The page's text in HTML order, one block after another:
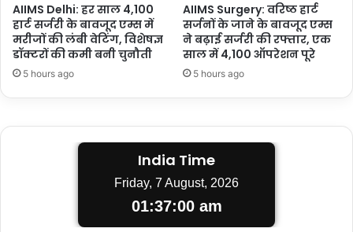
AIIMS Delhi: हर साल 4,100
हार्ट सर्जरी के बावजूद एम्स में
मरीजों की लंबी वेटिंग, विशेषज्ञ
डॉक्टरों की कमी बनी चुनौती
5 hours ago
AIIMS Surgery: वरिष्ठ हार्ट
सर्जनों के जाने के बावजूद एम्स
ने बढ़ाई सर्जरी की रफ्तार, एक
साल में 4,100 ऑपरेशन पूरे
5 hours ago
India Time
Friday, 7 August, 2026
01:37:00 am